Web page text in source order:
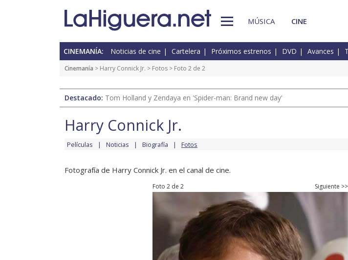
MÚSICA CINE
CINEMANÍA: Noticias de cine Cartelera Próximos estrenos DVD Avances
Cinemanía > Harry Connick Jr. > Fotos > Foto 2 de 2
Destacado: Tom Holland y Zendaya en 'Spider-man: Brand new day'
Harry Connick Jr.
Películas Noticias Biografía Fotos
Fotografía de Harry Connick Jr. en el canal de cine.
Foto 2 de 2 Siguiente >>